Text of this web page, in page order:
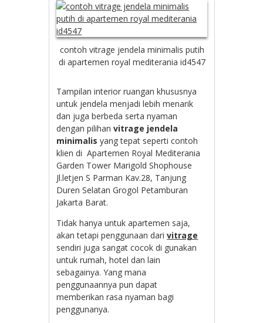
contoh vitrage jendela minimalis putih
di apartemen royal mediterania id4547
Tampilan interior ruangan khususnya
untuk jendela menjadi lebih menarik
dan juga berbeda serta nyaman
dengan pilihanvitrage jendela
minimalis yang tepat seperti contoh
klien diApartemen Royal Mediterania
Garden Tower Marigold Shophouse
Jl.letjen S Parman Kav.28, Tanjung
Duren Selatan Grogol Petamburan
Jakarta Barat.
Tidak hanya untuk apartemen saja,
akan tetapi penggunaan darivitrage
sendiri juga sangat cocok di gunakan
untuk rumah, hotel dan lain
sebagainya. Yang mana
penggunaannya pun dapat
memberikan rasa nyaman bagi
penggunanya.